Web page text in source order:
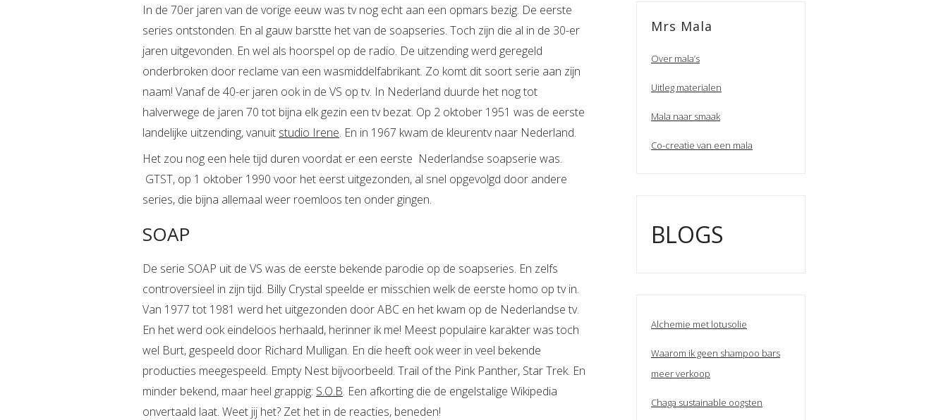
In de 70er jaren van de vorige eeuw was tv nog echt aan een opmars bezig. De eerste
series ontstonden. En al gauw barstte het van de soapseries. Toch zijn die al in de 30-er
jaren uitgevonden. En wel als hoorspel op de radio. De uitzending werd geregeld
onderbroken door reclame van een wasmiddelfabrikant. Zo komt dit soort serie aan zijn
naam! Vanaf de 40-er jaren ook in de VS op tv. In Nederland duurde het nog tot
halverwege de jaren 70 tot bijna elk gezin een tv bezat. Op 2 oktober 1951 was de eerste
landelijke uitzending, vanuit studio Irene. En in 1967 kwam de kleurentv naar Nederland.
Het zou nog een hele tijd duren voordat er een eerste Nederlandse soapserie was.
GTST, op 1 oktober 1990 voor het eerst uitgezonden, al snel opgevolgd door andere
series, die bijna allemaal weer roemloos ten onder gingen.
SOAP
De serie SOAP uit de VS was de eerste bekende parodie op de soapseries. En zelfs
controversieel in zijn tijd. Billy Crystal speelde er misschien welk de eerste homo op tv in.
Van 1977 tot 1981 werd het uitgezonden door ABC en het kwam op de Nederlandse tv.
En het werd ook eindeloos herhaald, herinner ik me! Meest populaire karakter was toch
wel Burt, gespeeld door Richard Mulligan. En die heeft ook weer in veel bekende
producties meegespeeld. Empty Nest bijvoorbeeld. Trail of the Pink Panther, Star Trek. En
minder bekend, maar heel grappig: S.O.B. Een afkorting die de engelstalige Wikipedia
onvertaald laat. Weet jij het? Zet het in de reacties, beneden!
Mrs Mala
Over mala’s
Uitleg materialen
Mala naar smaak
Co-creatie van een mala
BLOGS
Alchemie met lotusolie
Waarom ik geen shampoo bars
meer verkoop
Chaga sustainable oogsten